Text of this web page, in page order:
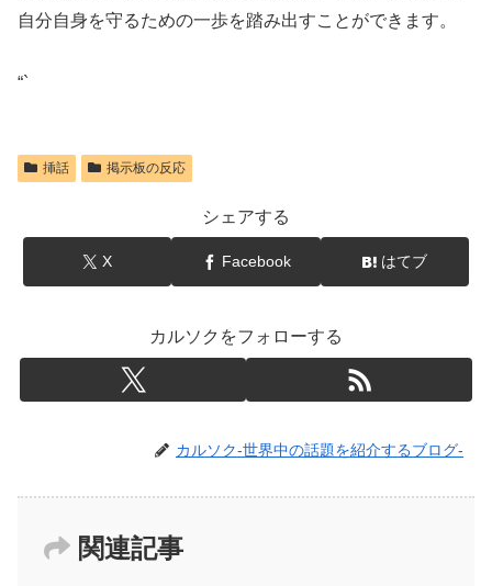
自分自身を守るための一歩を踏み出すことができます。
“`
挿話 掲示板の反応
シェアする
X Facebook はてブ
カルソクをフォローする
カルソク-世界中の話題を紹介するブログ-
関連記事